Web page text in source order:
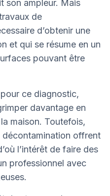
son ampleur. Mais
de
d’obtenir une
et qui se résume en un
pouvant être
pour ce diagnostic,
davantage en
maison. Toutefois,
décontamination offrent
l’intérêt de faire des
professionnel avec